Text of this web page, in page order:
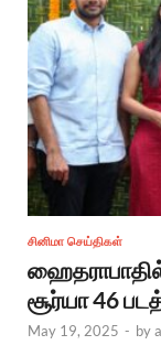
சினிமா செய்திகள்
சூர்யா 46
May 19, 2025 - by